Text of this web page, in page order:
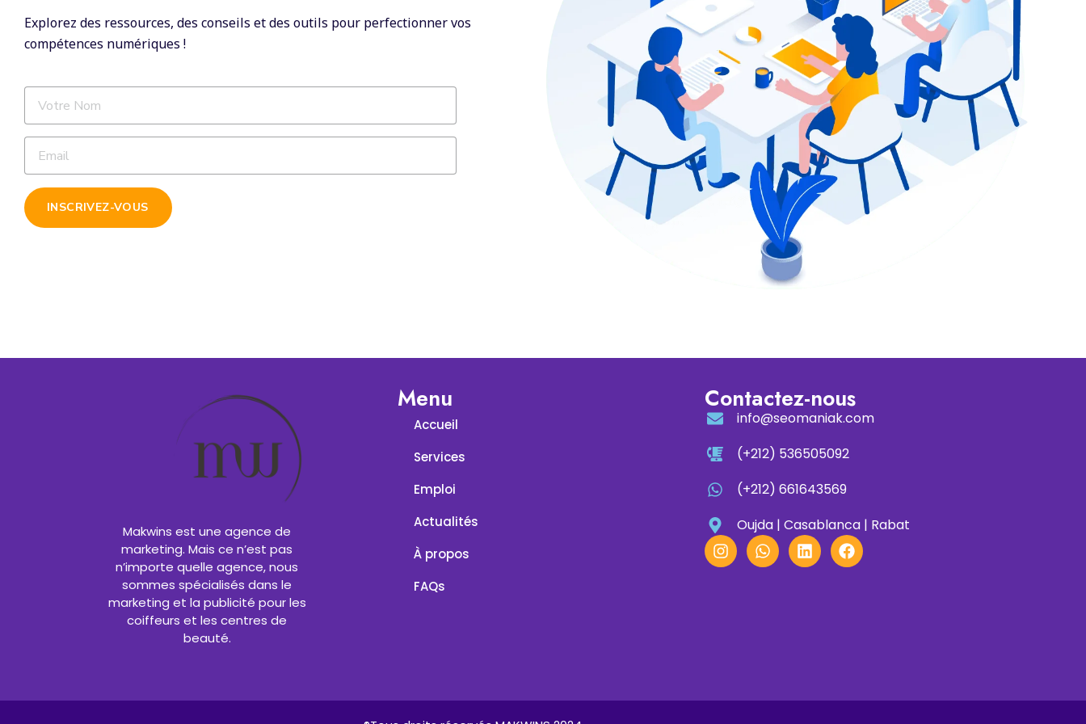
Explorez des ressources, des conseils et des outils pour perfectionner vos
compétences numériques !
INSCRIVEZ-VOUS
Makwins est une agence de
marketing. Mais ce n’est pas
n’importe quelle agence, nous
sommes spécialisés dans le
marketing et la publicité pour les
coiffeurs et les centres de
beauté.
Menu
Accueil
Services
Emploi
Actualités
À propos
FAQs
Contactez-nous
info@seomaniak.com
(+212) 536505092
(+212) 661643569
Oujda | Casablanca | Rabat